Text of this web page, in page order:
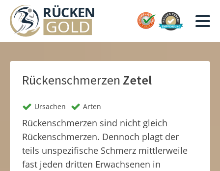
Rückenschmerzen Zetel
Ursachen Arten
Rückenschmerzen sind nicht gleich
Rückenschmerzen. Dennoch plagt der
teils unspezifische Schmerz mittlerweile
fast jeden dritten Erwachsenen in